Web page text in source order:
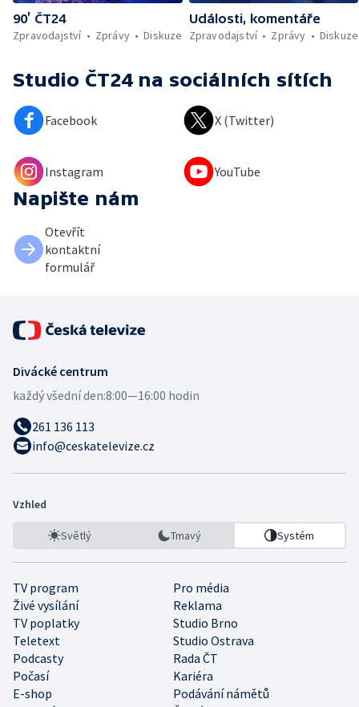
90’ ČT24
Zpravodajství
Zprávy Diskuze
Události, komentáře
Zpravodajství
Zprávy Diskuze
Studio ČT24 na sociálních sítích
Facebook X (Twitter)
Instagram YouTube
Napište nám
Otevřít
kontaktní
formulář
Divácké centrum
každý všední den:8:00—16:00 hodin
261 136 113
info@ceskatelevize.cz
Vzhled
Světlý Tmavý Systém
TV program
Pro média
Živé vysílání
Reklama
TV poplatky
Studio Brno
Teletext
Studio Ostrava
Podcasty
Rada ČT
Počasí
Kariéra
E-shop
Podávání námětů